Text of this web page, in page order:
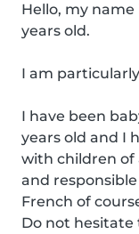
Hello, my name
years old.
I am
I have been
years old and I
with children of
and
French of
Do not